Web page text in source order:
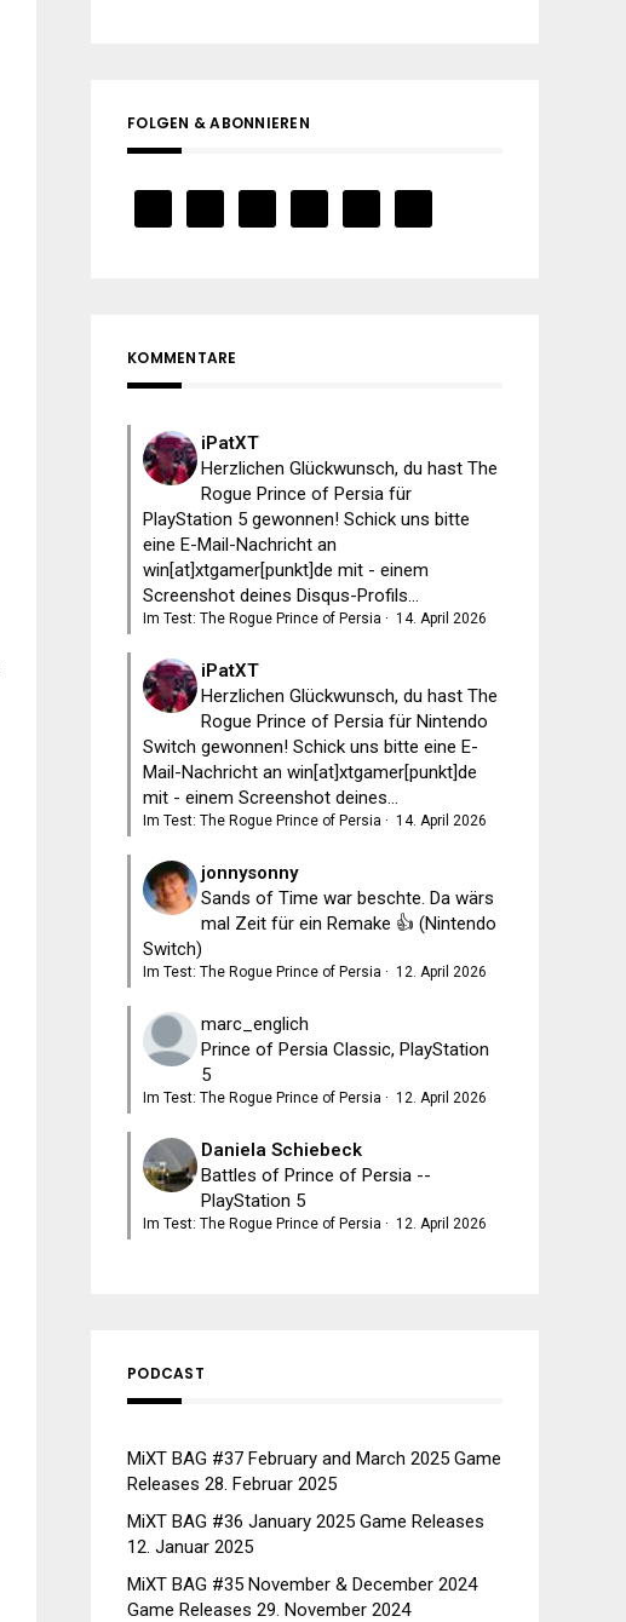
FOLGEN & ABONNIEREN
KOMMENTARE
iPatXT
Herzlichen Glückwunsch, du hast The
Rogue Prince of Persia für
PlayStation 5 gewonnen! Schick uns bitte
eine E-Mail-Nachricht an
win[at]xtgamer[punkt]de mit - einem
Screenshot deines Disqus-Profils...
Im Test: The Rogue Prince of Persia · 14. April 2026
iPatXT
Herzlichen Glückwunsch, du hast The
Rogue Prince of Persia für Nintendo
Switch gewonnen! Schick uns bitte eine E-
Mail-Nachricht an win[at]xtgamer[punkt]de
mit - einem Screenshot deines...
Im Test: The Rogue Prince of Persia · 14. April 2026
jonnysonny
Sands of Time war beschte. Da wärs
mal Zeit für ein Remake 👍 (Nintendo
Switch)
Im Test: The Rogue Prince of Persia · 12. April 2026
marc_englich
Prince of Persia Classic, PlayStation
5
Im Test: The Rogue Prince of Persia · 12. April 2026
Daniela Schiebeck
Battles of Prince of Persia --
PlayStation 5
Im Test: The Rogue Prince of Persia · 12. April 2026
PODCAST
MiXT BAG #37 February and March 2025 Game
Releases 28. Februar 2025
MiXT BAG #36 January 2025 Game Releases
12. Januar 2025
MiXT BAG #35 November & December 2024
Game Releases 29. November 2024